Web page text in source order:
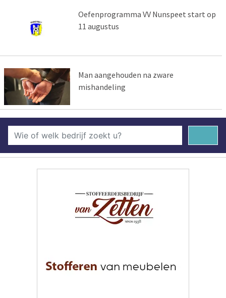
Oefenprogramma VV Nunspeet start op
11 augustus
Man aangehouden na zware
mishandeling